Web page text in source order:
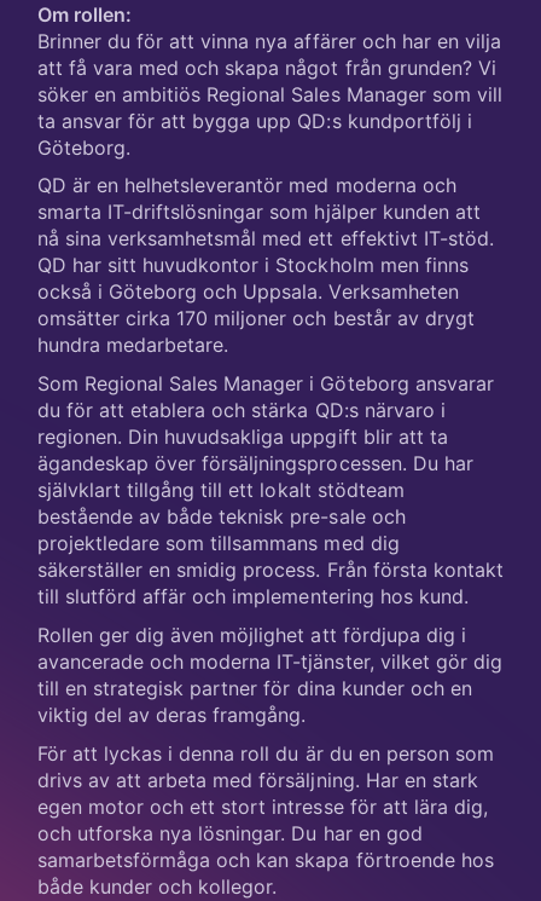
Om rollen:
Brinner du för att vinna nya affärer och har en vilja
att få vara med och skapa något från grunden? Vi
söker en ambitiös Regional Sales Manager som vill
ta ansvar för att bygga upp QD:s kundportfölj i
Göteborg.
QD är en helhetsleverantör med moderna och
smarta IT-driftslösningar som hjälper kunden att
nå sina verksamhetsmål med ett effektivt IT-stöd.
QD har sitt huvudkontor i Stockholm men finns
också i Göteborg och Uppsala. Verksamheten
omsätter cirka 170 miljoner och består av drygt
hundra medarbetare.
Som Regional Sales Manager i Göteborg ansvarar
du för att etablera och stärka QD:s närvaro i
regionen. Din huvudsakliga uppgift blir att ta
ägandeskap över försäljningsprocessen. Du har
självklart tillgång till ett lokalt stödteam
bestående av både teknisk pre-sale och
projektledare som tillsammans med dig
säkerställer en smidig process. Från första kontakt
till slutförd affär och implementering hos kund.
Rollen ger dig även möjlighet att fördjupa dig i
avancerade och moderna IT-tjänster, vilket gör dig
till en strategisk partner för dina kunder och en
viktig del av deras framgång.
För att lyckas i denna roll du är du en person som
drivs av att arbeta med försäljning. Har en stark
egen motor och ett stort intresse för att lära dig,
och utforska nya lösningar. Du har en god
samarbetsförmåga och kan skapa förtroende hos
både kunder och kollegor.